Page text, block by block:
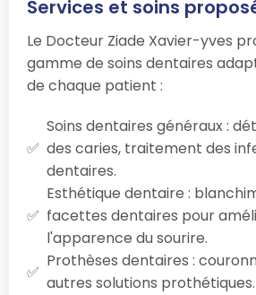
Services et soins
Le Docteur Ziade Xavier-yves
gamme de soins dentaires
de chaque patient :
Soins dentaires généraux :
des caries, traitement des
dentaires.
Esthétique dentaire :
facettes dentaires pour
l'apparence du sourire.
Prothèses dentaires :
autres solutions prothétiques.